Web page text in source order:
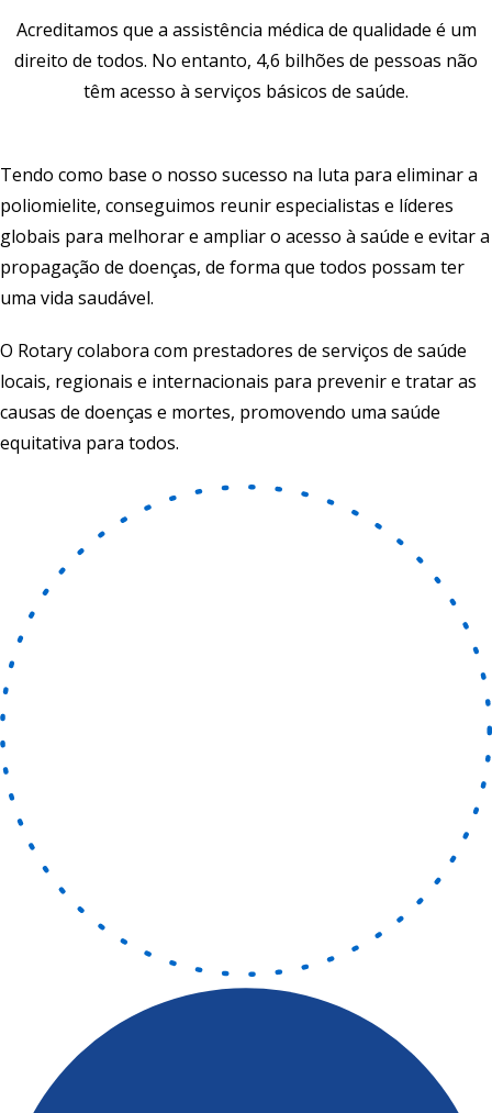
Acreditamos que a assistência médica de qualidade é um
direito de todos. No entanto, 4,6 bilhões de pessoas não
têm acesso à serviços básicos de saúde.
Tendo como base o nosso sucesso na luta para eliminar a
poliomielite, conseguimos reunir especialistas e líderes
globais para melhorar e ampliar o acesso à saúde e evitar a
propagação de doenças, de forma que todos possam ter
uma vida saudável.
O Rotary colabora com prestadores de serviços de saúde
locais, regionais e internacionais para prevenir e tratar as
causas de doenças e mortes, promovendo uma saúde
equitativa para todos.